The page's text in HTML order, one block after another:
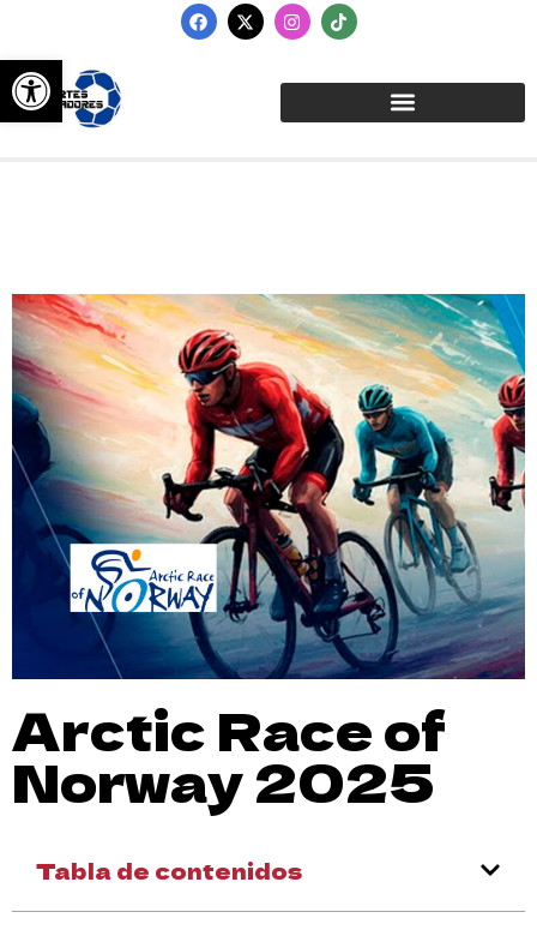
Abrir barra de herramientas
Arctic Race of
Norway 2025
Tabla de contenidos